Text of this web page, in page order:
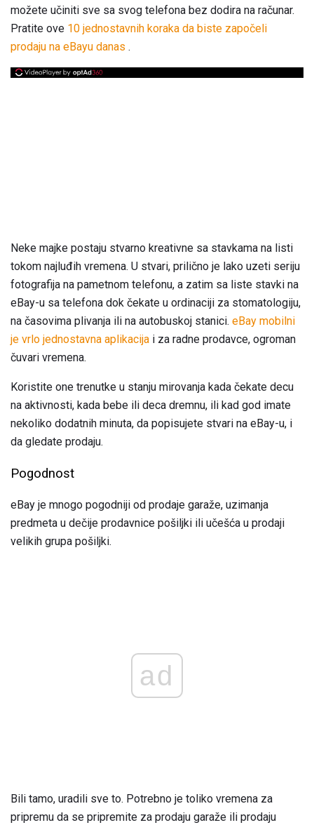
možete učiniti sve sa svog telefona bez dodira na računar.
Pratite ove 10 jednostavnih koraka da biste započeli
prodaju na eBayu danas .
Neke majke postaju stvarno kreativne sa stavkama na listi
tokom najluđih vremena. U stvari, prilično je lako uzeti seriju
fotografija na pametnom telefonu, a zatim sa liste stavki na
eBay-u sa telefona dok čekate u ordinaciji za stomatologiju,
na časovima plivanja ili na autobuskoj stanici. eBay mobilni
je vrlo jednostavna aplikacija i za radne prodavce, ogroman
čuvari vremena.
Koristite one trenutke u stanju mirovanja kada čekate decu
na aktivnosti, kada bebe ili deca dremnu, ili kad god imate
nekoliko dodatnih minuta, da popisujete stvari na eBay-u, i
da gledate prodaju.
Pogodnost
eBay je mnogo pogodniji od prodaje garaže, uzimanja
predmeta u dečije prodavnice pošiljki ili učešća u prodaji
velikih grupa pošiljki.
ad
Bili tamo, uradili sve to. Potrebno je toliko vremena za
pripremu da se pripremite za prodaju garaže ili prodaju